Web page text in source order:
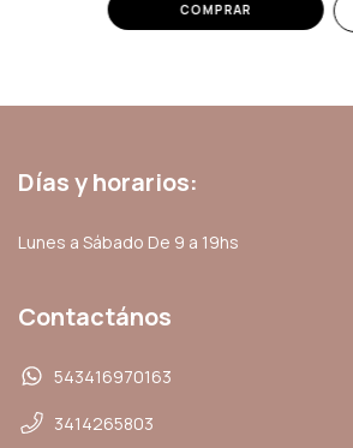
COMPRAR
Días y horarios:
Lunes a Sábado De 9 a 19hs
Contactános
543416970163
3414265803